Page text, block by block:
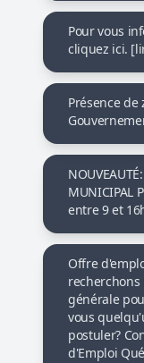
Pour vous
cliquez ici.
Présence de
MUNICIPAL
entre 9 et
Offre
générale
vous
postuler?
d'Emploi